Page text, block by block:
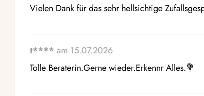
Vielen Dank für das sehr hellsichtige
t**** am 15.07.2026
Tolle Beraterin.Gerne wieder.Erkennr Alles.💐